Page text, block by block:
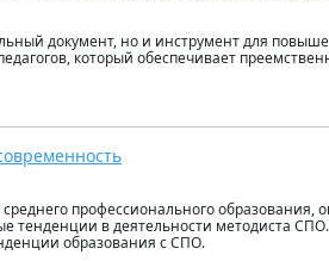
документ, но и инструмент для
который обеспечивает
профессионального образования,
тенденции в деятельности методиста
образования с СПО.